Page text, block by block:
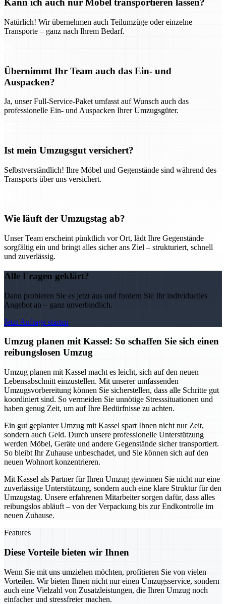
Kann ich auch nur Möbel transportieren lassen?
Natürlich! Wir übernehmen auch Teilumzüge oder einzelne
Transporte – ganz nach Ihrem Bedarf.
Übernimmt Ihr Team auch das Ein- und
Auspacken?
Ja, unser Full-Service-Paket umfasst auf Wunsch auch das
professionelle Ein- und Auspacken Ihrer Umzugsgüter.
Ist mein Umzugsgut versichert?
Selbstverständlich! Ihre Möbel und Gegenstände sind während des
Transports über uns versichert.
Wie läuft der Umzugstag ab?
Unser Team erscheint pünktlich vor Ort, lädt Ihre Gegenstände
sorgfältig ein und bringt alles sicher ans Ziel – strukturiert, schnell
und zuverlässig.
Alle Fragen geklärt?
Dann probieren Sie es jetzt aus und fordern Sie Ihr individuelles
Angebot an – ganz unverbindlich.
Jetzt Anfrage starten
Umzug planen mit Kassel: So schaffen Sie sich einen
reibungslosen Umzug
Umzug planen mit Kassel macht es leicht, sich auf den neuen
Lebensabschnitt einzustellen. Mit unserer umfassenden
Umzugsvorbereitung können Sie sicherstellen, dass alle Schritte gut
koordiniert sind. So vermeiden Sie unnötige Stresssituationen und
haben genug Zeit, um auf Ihre Bedürfnisse zu achten.
Ein gut geplanter Umzug mit Kassel spart Ihnen nicht nur Zeit,
sondern auch Geld. Durch unsere professionelle Unterstützung
werden Möbel, Geräte und andere Gegenstände sicher transportiert.
So bleibt Ihr Zuhause unbeschadet, und Sie können sich auf den
neuen Wohnort konzentrieren.
Mit Kassel als Partner für Ihren Umzug gewinnen Sie nicht nur eine
zuverlässige Unterstützung, sondern auch eine klare Struktur für den
Umzugstag. Unsere erfahrenen Mitarbeiter sorgen dafür, dass alles
reibungslos abläuft – von der Verpackung bis zur Endkontrolle im
neuen Zuhause.
Features
Diese Vorteile bieten wir Ihnen
Wenn Sie mit uns umziehen möchten, profitieren Sie von vielen
Vorteilen. Wir bieten Ihnen nicht nur einen Umzugsservice, sondern
auch eine Vielzahl von Zusatzleistungen, die Ihren Umzug noch
einfacher und stressfreier machen.